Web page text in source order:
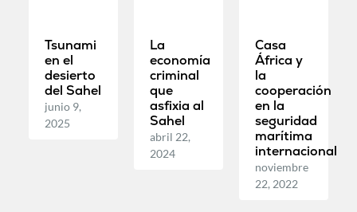
Tsunami
en el
desierto
del Sahel
junio 9,
2025
La
economía
criminal
que
asfixia al
Sahel
abril 22,
2024
Casa
África y
la
cooperación
en la
seguridad
marítima
internacional
noviembre
22, 2022